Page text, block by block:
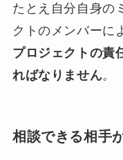
たとえ自分自身の
クトのメンバーに
プロジェクトの責
ればなりません。
相談できる相手